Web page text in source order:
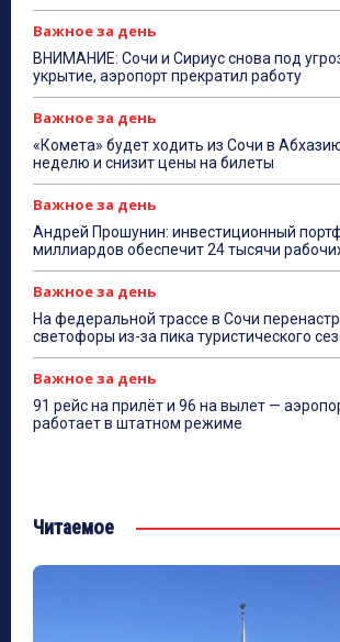
Важное за день
ВНИМАНИЕ: Сочи и Сириус снова под
укрытие, аэропорт прекратил работу
Важное за день
«Комета» будет ходить из Сочи в
неделю и снизит цены на билеты
Важное за день
Андрей Прошунин: инвестиционный
миллиардов обеспечит 24 тысячи
Важное за день
На федеральной трассе в Сочи
светофоры из-за пика туристического
Важное за день
91 рейс на прилёт и 96 на вылет —
работает в штатном режиме
Читаемое